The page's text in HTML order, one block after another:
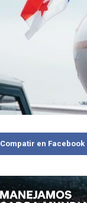
Compatir en Facebook